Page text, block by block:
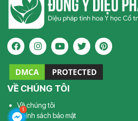
VỀ CHÚNG TÔI
Về chúng tôi
Chính sách bảo mật